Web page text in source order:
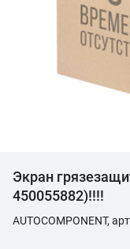
Экран
450055882)!!!!
AUTOCOMPONENT,